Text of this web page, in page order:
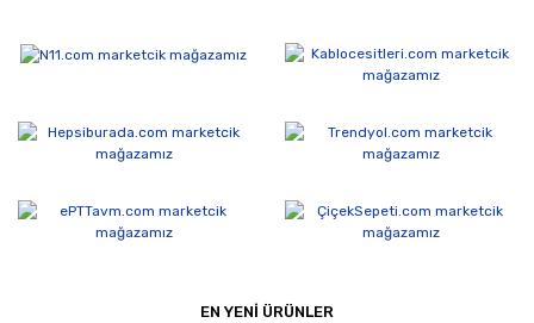
EN YENİ ÜRÜNLER